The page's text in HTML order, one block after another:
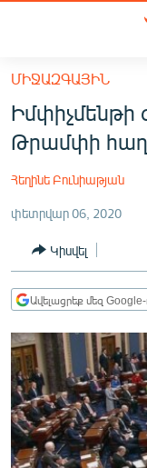
հիմնական
բովանդակությանը
Անցնել
հիմնական
մենյուին
ՀԱՅԱՍՏԱՆ
ՔԱՂԱՔԱԿԱՆ
ԸՆՏՐՈՒԹՅՈՒՆՆԵՐ
ԻՐԱՎՈՒՆՔ
ՀԱՍԱՐԱԿՈՒԹՅՈՒՆ
ՏՆՏԵՍՈՒԹՅՈՒՆ
ՊԱՏԵՐԱԶՄԻ 6
ՏԱՐԱԾԱՇՐՋԱՆ
ՄԻՋԱԶԳԱՅԻՆ
ՄՇԱԿՈՒՅԹ
ՄԻՋԱԶԳԱՅԻՆ
Թրամփի
Հեղինե Բունիաթյան
փետրվար 06, 2020
Կիսվել
Ավելացրեք մեզ Google-